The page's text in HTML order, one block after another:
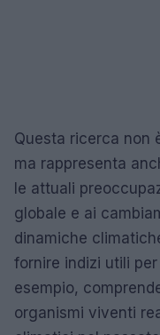
Questa ricerca non
ma rappresenta
le attuali
globale e ai
dinamiche
fornire indizi utili
esempio,
organismi viventi